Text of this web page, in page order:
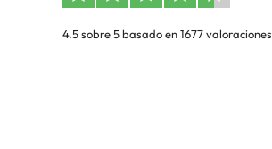
4.5 sobre 5 basado en 1677 valoraciones